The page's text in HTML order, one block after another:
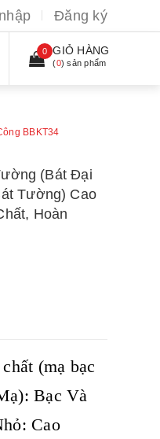
Đăng ký
0 GIỎ HÀNG
(0) sản phẩm
BBKT34
(Bát Đại
Tường) Cao
Hoàn
(mạ bạc
Bạc Và
Cao